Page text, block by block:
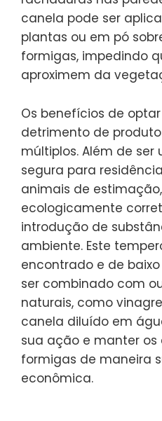
canela pode ser
plantas ou em pó
formigas, impedindo
aproximem da
Os benefícios de
detrimento de
múltiplos. Além de
segura para
animais de
ecologicamente
introdução de
ambiente. Este
encontrado e de
ser combinado com
naturais, como
canela diluído em
sua ação e manter os
formigas de maneira
econômica.